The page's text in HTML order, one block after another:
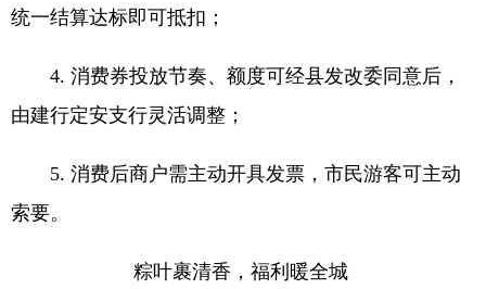
统一结算达标即可抵扣；
4. 消费券投放节奏、额度可经县发改委同意后，
由建行定安支行灵活调整；
5. 消费后商户需主动开具发票，市民游客可主动
索要。
粽叶裹清香，福利暖全城